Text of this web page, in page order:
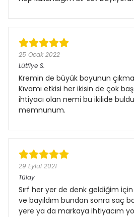
25 Ocak 2022
Lütfiye S.
Kremin de büyük boyunun
Kıvamı etkisi her ikisin de çok
ihtiyacı olan nemi bu ikilide
memnunum.
29 Eylül 2021
Tülay
Sırf her yer de denk geldiğim
ve bayıldım bundan sonra saç
yere ya da markaya ihtiyacım